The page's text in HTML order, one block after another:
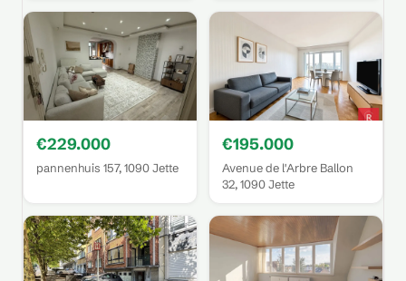
€229.000
pannenhuis 157, 1090 Jette
€195.000
Avenue de l'Arbre Ballon
32, 1090 Jette